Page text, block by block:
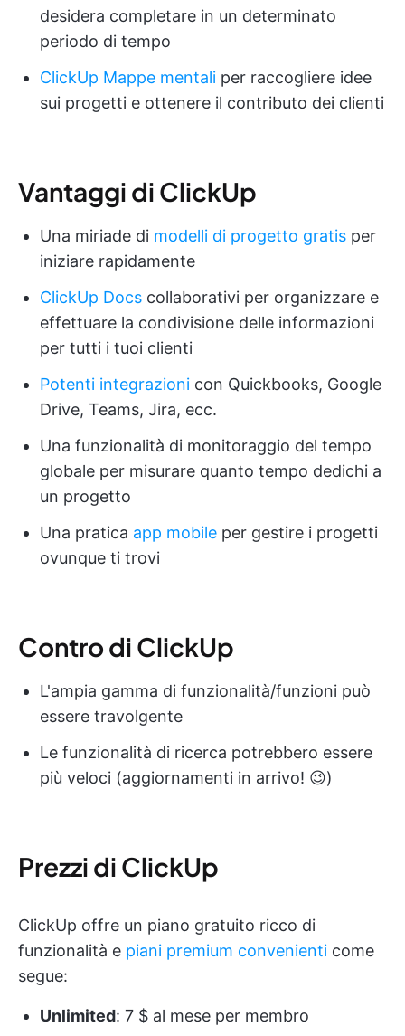
desidera completare in un determinato
periodo di tempo
ClickUp Mappe mentali per raccogliere idee
sui progetti e ottenere il contributo dei clienti
Vantaggi di ClickUp
Una miriade di modelli di progetto gratis per
iniziare rapidamente
ClickUp Docs collaborativi per organizzare e
effettuare la condivisione delle informazioni
per tutti i tuoi clienti
Potenti integrazioni con Quickbooks, Google
Drive, Teams, Jira, ecc.
Una funzionalità di monitoraggio del tempo
globale per misurare quanto tempo dedichi a
un progetto
Una pratica app mobile per gestire i progetti
ovunque ti trovi
Contro di ClickUp
L'ampia gamma di funzionalità/funzioni può
essere travolgente
Le funzionalità di ricerca potrebbero essere
più veloci (aggiornamenti in arrivo! 😉)
Prezzi di ClickUp
ClickUp offre un piano gratuito ricco di
funzionalità e piani premium convenienti come
segue:
Unlimited: 7 $ al mese per membro